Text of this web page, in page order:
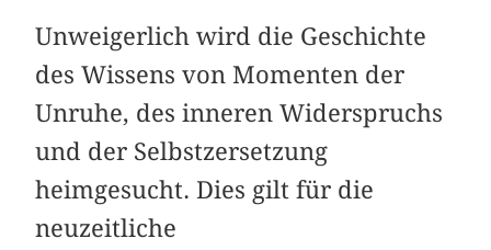
Unweigerlich wird die Geschichte
des Wissens von Momenten der
Unruhe, des inneren Widerspruchs
und der Selbstzersetzung
heimgesucht. Dies gilt für die
neuzeitliche